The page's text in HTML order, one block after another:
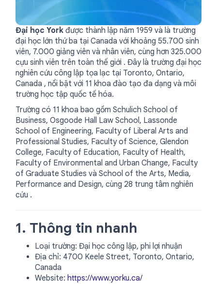
Đại học York được thành lập năm 1959 và là trường
đại học lớn thứ ba tại Canada với khoảng 55.700 sinh
viên, 7.000 giảng viên và nhân viên, cùng hơn 325.000
cựu sinh viên trên toàn thế giới . Đây là trường đại học
nghiên cứu công lập tọa lạc tại Toronto, Ontario,
Canada , nổi bật với 11 khoa đào tạo đa dạng và môi
trường học tập quốc tế hóa.
Trường có 11 khoa bao gồm Schulich School of
Business, Osgoode Hall Law School, Lassonde
School of Engineering, Faculty of Liberal Arts and
Professional Studies, Faculty of Science, Glendon
College, Faculty of Education, Faculty of Health,
Faculty of Environmental and Urban Change, Faculty
of Graduate Studies và School of the Arts, Media,
Performance and Design, cùng 28 trung tâm nghiên
cứu .
1. Thông tin nhanh
Loại trường: Đại học công lập, phi lợi nhuận
Địa chỉ: 4700 Keele Street, Toronto, Ontario,
Canada
Website: https://www.yorku.ca/